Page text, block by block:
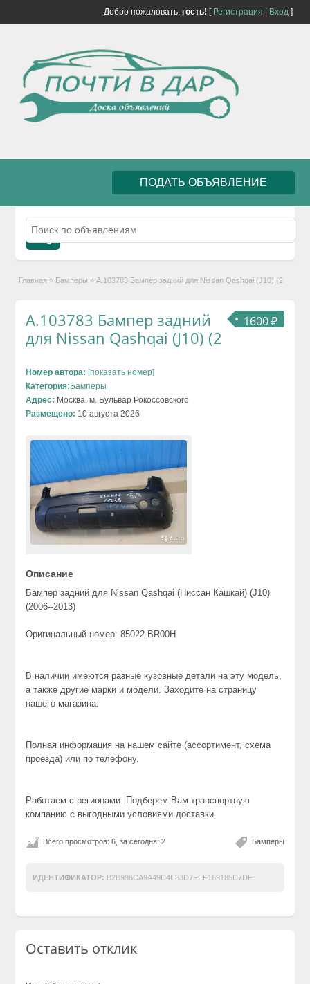
Добро пожаловать, гость! [ Регистрация Вход]
ПОДАТЬ ОБЪЯВЛЕНИЕ
Главная » Бамперы » А.103783 Бампер задний для Nissan Qashqai (J10) (2
1600 ₽
А.103783 Бампер задний
для Nissan Qashqai (J10) (2
Номер автора: [показать номер]
Категория: Бамперы
Адрес: Москва, м. Бульвар Рокоссовского
Размещено: 10 августа 2026
Описание
Бампер задний для Nissan Qashqai (Ниссан Кашкай) (J10)
(2006--2013)
Оригинальный номер: 85022-BR00H
В наличии имеются разные кузовные детали на эту модель,
а также другие марки и модели. Заходите на страницу
нашего магазина.
Полная информация на нашем сайте (ассортимент, схема
проезда) или по телефону.
Работаем с регионами. Подберем Вам транспортную
компанию с выгодными условиями доставки.
Бамперы
Всего просмотров: 6, за сегодня: 2
ИДЕНТИФИКАТОР: B2B996CA9A49D4E63D7FEF169185D7DF
Оставить отклик